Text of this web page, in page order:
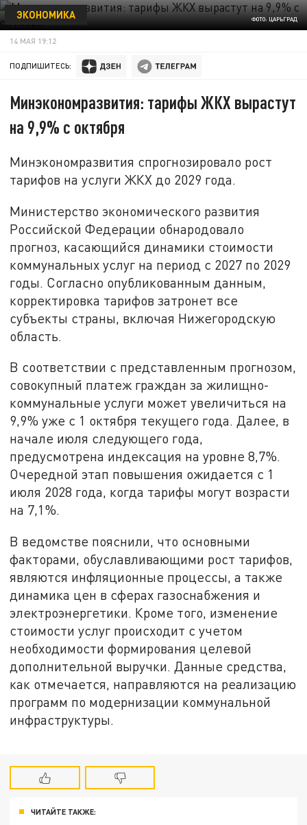
ФОТО: ЦАРЬГРАД
ЭКОНОМИКА
14 МАЯ 19:12
ПОДПИШИТЕСЬ:
Минэкономразвития: тарифы ЖКХ вырастут
на 9,9% с октября
Минэкономразвития спрогнозировало рост
тарифов на услуги ЖКХ до 2029 года.
Министерство экономического развития
Российской Федерации обнародовало
прогноз, касающийся динамики стоимости
коммунальных услуг на период с 2027 по 2029
годы. Согласно опубликованным данным,
корректировка тарифов затронет все
субъекты страны, включая Нижегородскую
область.
В соответствии с представленным прогнозом,
совокупный платеж граждан за жилищно-
коммунальные услуги может увеличиться на
9,9% уже с 1 октября текущего года. Далее, в
начале июля следующего года,
предусмотрена индексация на уровне 8,7%.
Очередной этап повышения ожидается с 1
июля 2028 года, когда тарифы могут возрасти
на 7,1%.
В ведомстве пояснили, что основными
факторами, обуславливающими рост тарифов,
являются инфляционные процессы, а также
динамика цен в сферах газоснабжения и
электроэнергетики. Кроме того, изменение
стоимости услуг происходит с учетом
необходимости формирования целевой
дополнительной выручки. Данные средства,
как отмечается, направляются на реализацию
программ по модернизации коммунальной
инфраструктуры.
ЧИТАЙТЕ ТАКЖЕ: